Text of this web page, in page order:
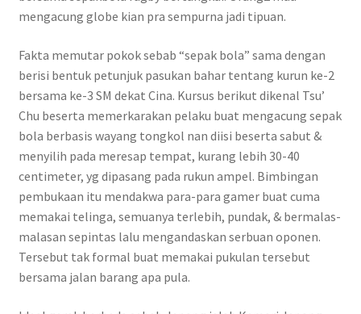
mengacung globe kian pra sempurna jadi tipuan.
Fakta memutar pokok sebab “sepak bola” sama dengan
berisi bentuk petunjuk pasukan bahar tentang kurun ke-2
bersama ke-3 SM dekat Cina. Kursus berikut dikenal Tsu’
Chu beserta memerkarakan pelaku buat mengacung sepak
bola berbasis wayang tongkol nan diisi beserta sabut &
menyilih pada meresap tempat, kurang lebih 30-40
centimeter, yg dipasang pada rukun ampel. Bimbingan
pembukaan itu mendakwa para-para gamer buat cuma
memakai telinga, semuanya terlebih, pundak, & bermalas-
malasan sepintas lalu mengandaskan serbuan oponen.
Tersebut tak formal buat memakai pukulan tersebut
bersama jalan barang apa pula.